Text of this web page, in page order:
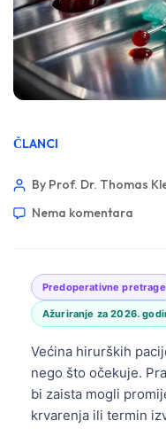
ČLANCI
By Prof. Dr. Thomas
Nema komentara
Predoperativne pretrage
Ažuriranje za 2026.
Većina hirurških
nego što očekuje.
bi zaista mogli
krvarenja ili termin